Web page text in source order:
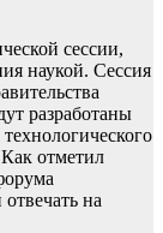
сессии,
наукой. Сессия
разработаны
отметил
на